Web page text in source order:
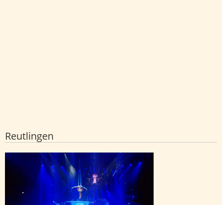
Reutlingen
Wasser, Show und Emotionen im Zirkus
Charles Knie auf den Bösmannsäckern